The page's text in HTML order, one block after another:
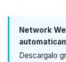
Network
Descargalo